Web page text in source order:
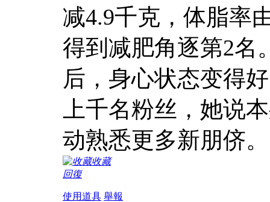
减4.9千克，体脂率
得到减肥角逐第2名
后，身心状态变得
上千名粉丝，她说
动熟悉更多新朋侪
收藏
回復
使用道具 舉報